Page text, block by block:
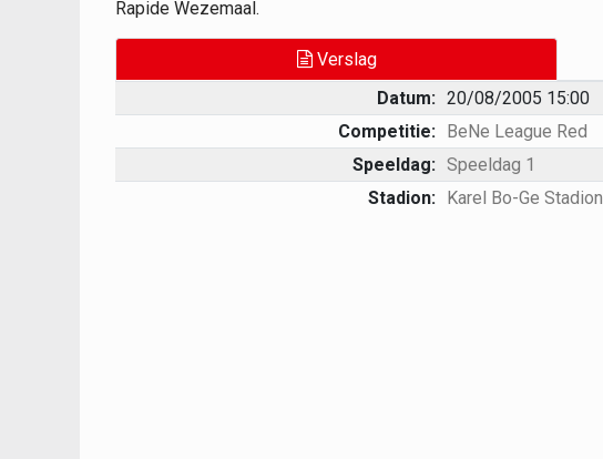
Rapide Wezemaal.
Verslag
Datum: 20/08/2005 15:00
Competitie: BeNe League Red
Speeldag: Speeldag 1
Stadion: Karel Bo-Ge Stadion